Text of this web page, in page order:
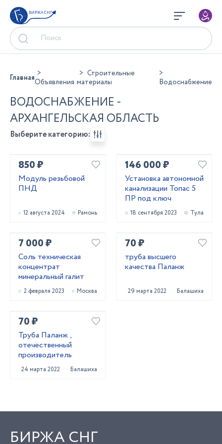
БИРЖА СНГ
ГлавнаяОбъявления
Строительные
материалы
Водоснабжение
ВОДОСНАБЖЕНИЕ -
АРХАНГЕЛЬСКАЯ ОБЛАСТЬ
Выберите категорию:
850 ₽
Модуль резьбовой
ПНД
12 августа 2024 Рамонь
146 000 ₽
Установка автономной
канализации Топас 5
ПР под ключ
18 сентября 2023 Тула
7 000 ₽
Соль техническая
концентрат
минеральный галит
2 февраля 2023 Москва
70 ₽
труба высшего
качества Паланж
29 марта 2022 Балашиха
70 ₽
Труба Паланж ,
отечественный
производитель
24 марта 2022 Балашиха
БИРЖА СНГ